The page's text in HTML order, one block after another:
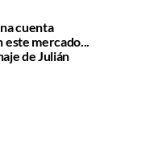
cuenta
mercado...
de Julián